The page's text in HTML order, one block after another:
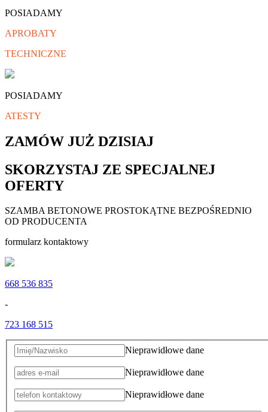
POSIADAMY
APROBATY
TECHNICZNE
POSIADAMY
ATESTY
ZAMÓW JUŻ DZISIAJ
SKORZYSTAJ ZE SPECJALNEJ
OFERTY
SZAMBA BETONOWE PROSTOKĄTNE BEZPOŚREDNIO
OD PRODUCENTA
formularz kontaktowy
668 536 835
-
723 168 515
Nieprawidłowe dane
Nieprawidłowe dane
Nieprawidłowe dane